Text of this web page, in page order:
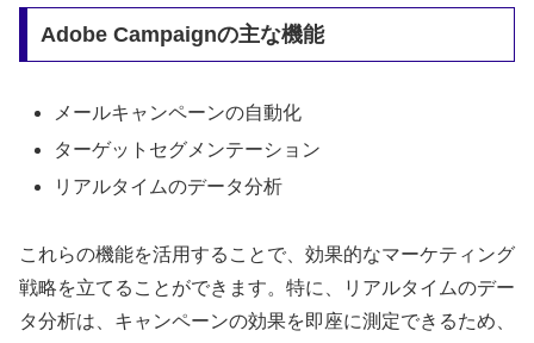
Adobe Campaignの主な機能
メールキャンペーンの自動化
ターゲットセグメンテーション
リアルタイムのデータ分析
これらの機能を活用することで、効果的なマーケティング
戦略を立てることができます。特に、リアルタイムのデー
タ分析は、キャンペーンの効果を即座に測定できるため、